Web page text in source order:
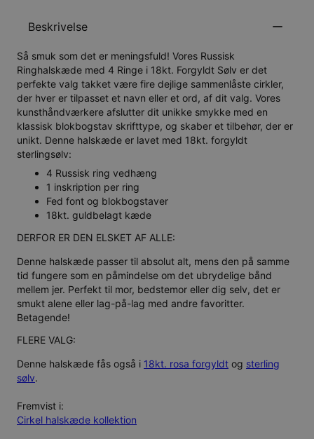
Beskrivelse
Så smuk som det er meningsfuld! Vores Russisk
Ringhalskæde med 4 Ringe i 18kt. Forgyldt Sølv er det
perfekte valg takket være fire dejlige sammenlåste cirkler,
der hver er tilpasset et navn eller et ord, af dit valg. Vores
kunsthåndværkere afslutter dit unikke smykke med en
klassisk blokbogstav skrifttype, og skaber et tilbehør, der er
unikt. Denne halskæde er lavet med 18kt. forgyldt
sterlingsølv:
4 Russisk ring vedhæng
1 inskription per ring
Fed font og blokbogstaver
18kt. guldbelagt kæde
DERFOR ER DEN ELSKET AF ALLE:
Denne halskæde passer til absolut alt, mens den på samme
tid fungere som en påmindelse om det ubrydelige bånd
mellem jer. Perfekt til mor, bedstemor eller dig selv, det er
smukt alene eller lag-på-lag med andre favoritter.
Betagende!
FLERE VALG:
Denne halskæde fås også i 18kt. rosa forgyldt og sterling
sølv.
Fremvist i:
Cirkel halskæde kollektion